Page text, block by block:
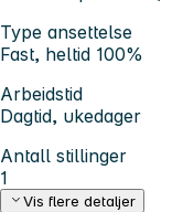
Type ansettelse
Fast, heltid 100%
Arbeidstid
Dagtid, ukedager
Antall stillinger
1
Vis flere detaljer